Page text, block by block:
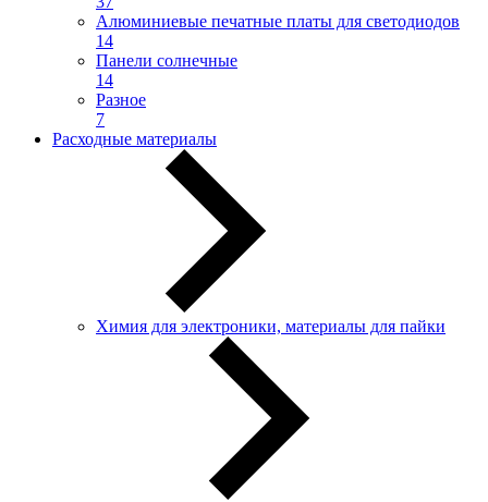
Алюминиевые печатные платы для светодиодов
14
Панели солнечные
14
Разное
7
Расходные материалы
Химия для электроники, материалы для пайки